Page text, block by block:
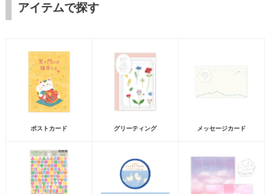
アイテムで探す
ポストカード グリーティング メッセージカード